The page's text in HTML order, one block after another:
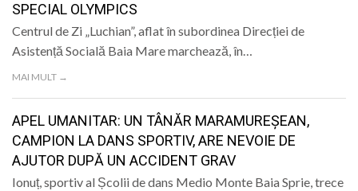
SPECIAL OLYMPICS
Centrul de Zi „Luchian”, aflat în subordinea Direcției de
Asistență Socială Baia Mare marchează, în…
MAI MULT →
APEL UMANITAR: UN TÂNĂR MARAMUREȘEAN,
CAMPION LA DANS SPORTIV, ARE NEVOIE DE
AJUTOR DUPĂ UN ACCIDENT GRAV
Ionuț, sportiv al Școlii de dans Medio Monte Baia Sprie, trece